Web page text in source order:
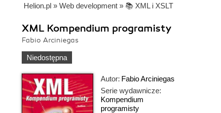
Helion.pl » Web development » 📚 XML i XSLT
XML Kompendium programisty
Fabio Arciniegas
Niedostępna
Autor: Fabio Arciniegas
Serie wydawnicze:
Kompendium
programisty